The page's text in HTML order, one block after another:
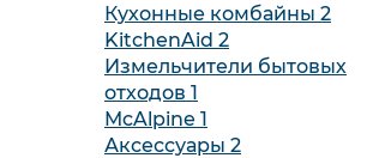
Кухонные комбайны 2
KitchenAid 2
Измельчители бытовых
отходов 1
McAlpine 1
Аксессуары 2